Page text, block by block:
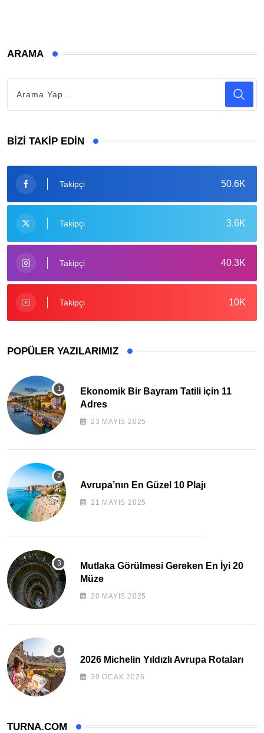
ARAMA
BIZI TAKIP EDIN
50.6K
Takipçi
3.6K
Takipçi
40.3K
Takipçi
10K
Takipçi
POPÜLER YAZILARIMIZ
Ekonomik Bir Bayram Tatili için 11
Adres
23 MAYIS 2025
Avrupa’nın En Güzel 10 Plajı
21 MAYIS 2025
Mutlaka Görülmesi Gereken En İyi 20
Müze
20 MAYIS 2025
2026 Michelin Yıldızlı Avrupa Rotaları
30 OCAK 2026
TURNA.COM